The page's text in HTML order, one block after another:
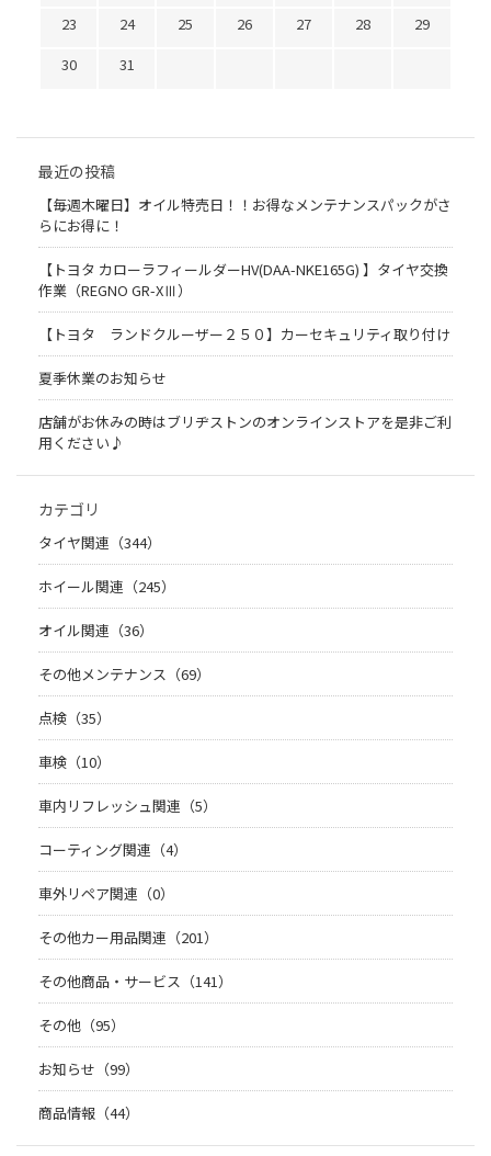
23
24 25 26 27 28
29
30
31
最近の投稿
【毎週木曜日】オイル特売日！！お得なメンテナンスパックがさ
らにお得に！
【トヨタ カローラフィールダーHV(DAA-NKE165G) 】タイヤ交換
作業（REGNO GR-XⅢ）
【トヨタ ランドクルーザー２５０】カーセキュリティ取り付け
夏季休業のお知らせ
店舗がお休みの時はブリヂストンのオンラインストアを是非ご利
用ください♪
カテゴリ
タイヤ関連（344）
ホイール関連（245）
オイル関連（36）
その他メンテナンス（69）
点検（35）
車検（10）
車内リフレッシュ関連（5）
コーティング関連（4）
車外リペア関連（0）
その他カー用品関連（201）
その他商品・サービス（141）
その他（95）
お知らせ（99）
商品情報（44）